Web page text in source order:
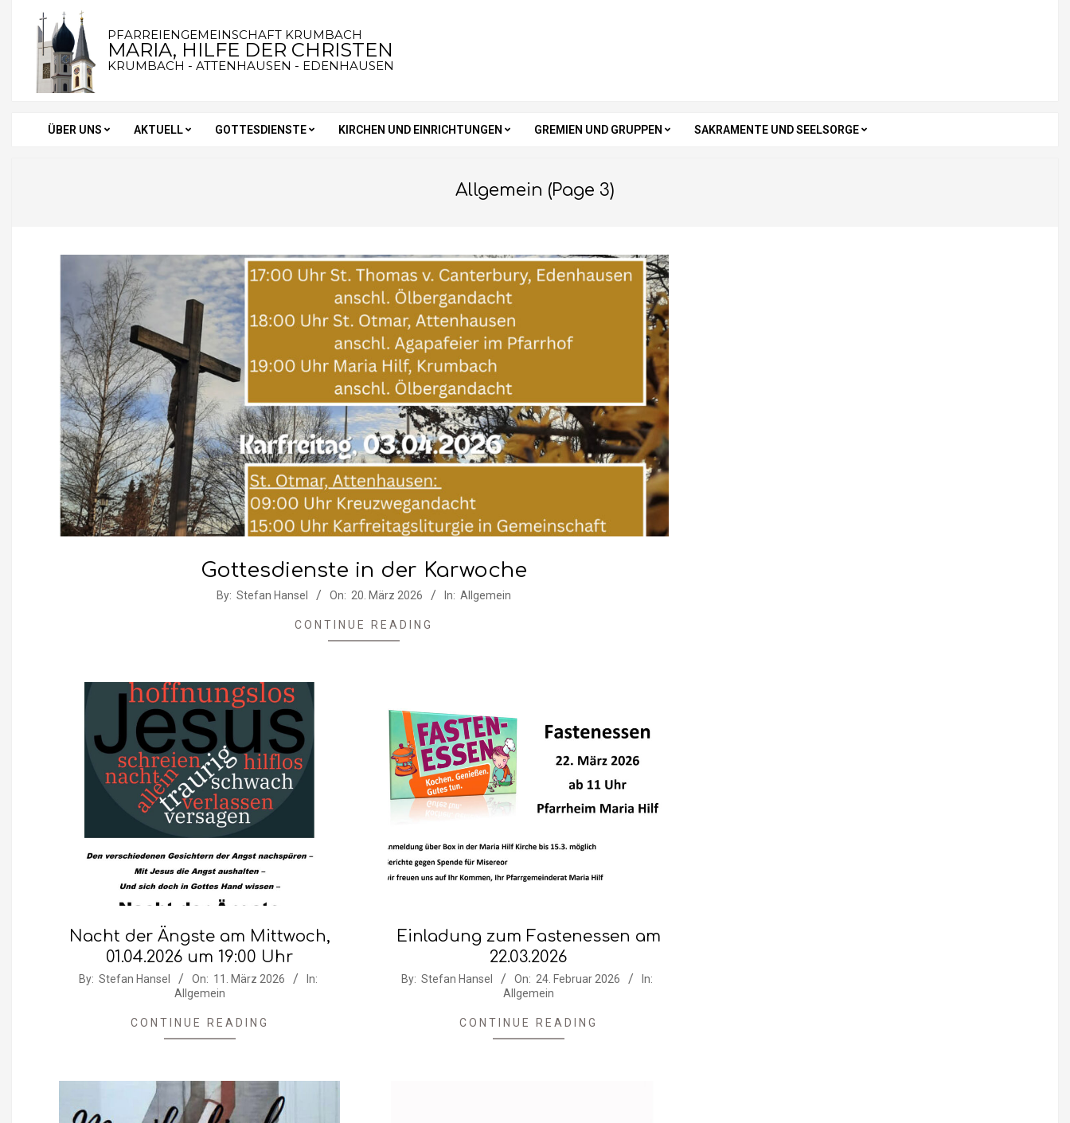
content
PFARREIENGEMEINSCHAFT KRUMBACH
MARIA, HILFE DER CHRISTEN
KRUMBACH - ATTENHAUSEN - EDENHAUSEN
Secondary
ÜBER UNS AKTUELL GOTTESDIENSTE KIRCHEN UND EINRICHTUNGEN GREMIEN UND GRUPPEN SAKRAMENTE UND SEELSORGE
Allgemein (Page 3)
Gottesdienste in der Karwoche
By: Stefan Hansel On: 20. März 2026 In: Allgemein
CONTINUE READING
Nacht der Ängste am Mittwoch,
01.04.2026 um 19:00 Uhr
2026-
By: Stefan Hansel On: 11. März 2026
In:
Allgemein
CONTINUE READING
Einladung zum Fastenessen am
22.03.2026
2026-
By: Stefan Hansel On: 24. Februar 2026
In:
Allgemein
CONTINUE READING